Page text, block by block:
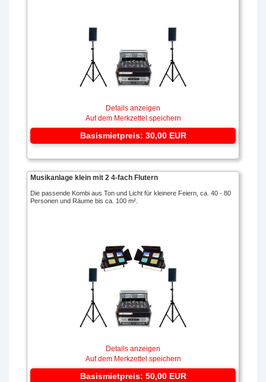
Details anzeigen
Auf dem Merkzettel speichern
Basismietpreis: 30,00 EUR
Musikanlage klein mit 2 4-fach Flutern
Die passende Kombi aus Ton und Licht für kleinere Feiern, ca. 40 - 80
Personen und Räume bis ca. 100 m².
Details anzeigen
Auf dem Merkzettel speichern
Basismietpreis: 50,00 EUR